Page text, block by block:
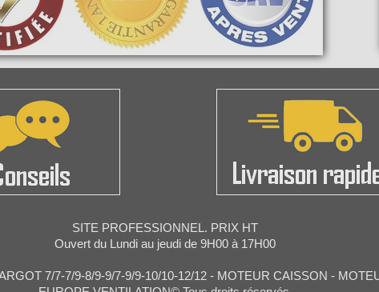
SITE PROFESSIONNEL. PRIX HT
Ouvert du Lundi au jeudi de 9H00 à 17H00
7/7-7/9-8/9-9/7-9/9-10/10-12/12 - MOTEUR CAISSON -